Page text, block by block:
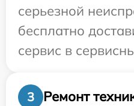
серьезной
бесплатно
сервис в
3
Ремонт